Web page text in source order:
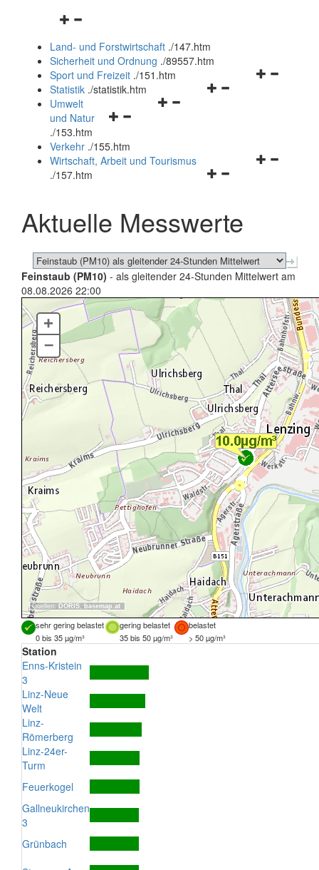
Navigationsmenü
und
schließen
Land- und Forstwirtschaft ./147.htm
Sicherheit und Ordnung ./89557.htm
Navigationsmenü
Sport und Freizeit ./151.htm
Navigationsmenü
Statistik ./statistik.htm
Navigationsmenü
und
schließen
Umwelt
und Natur
./153.htm
Verkehr ./155.htm
Navigationsmenü
schließen
Wirtschaft, Arbeit und Tourismus
./157.htm
Aktuelle Messwerte
Feinstaub (PM10) - als gleitender 24-Stunden Mittelwert am
08.08.2026 22:00
Quellen: DORIS, basemap.at
+
–
sehr gering belastet gering belastet
belastet
0 bis 35 µg/m³
35 bis 50 µg/m³ > 50 µg/m³
Station
Enns-Kristein
3
Linz-Neue
Welt
Linz-
Römerberg
Linz-24er-
Turm
Feuerkogel
Gallneukirchen
3
Grünbach